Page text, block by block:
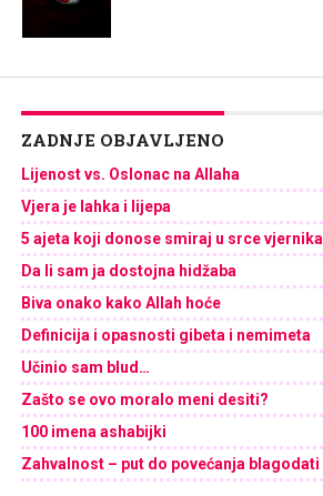
ZADNJE OBJAVLJENO
Lijenost vs. Oslonac na Allaha
Vjera je lahka i lijepa
5 ajeta koji donose smiraj u srce vjernika
Da li sam ja dostojna hidžaba
Biva onako kako Allah hoće
Definicija i opasnosti gibeta i nemimeta
Učinio sam blud…
Zašto se ovo moralo meni desiti?
100 imena ashabijki
Zahvalnost – put do povećanja blagodati